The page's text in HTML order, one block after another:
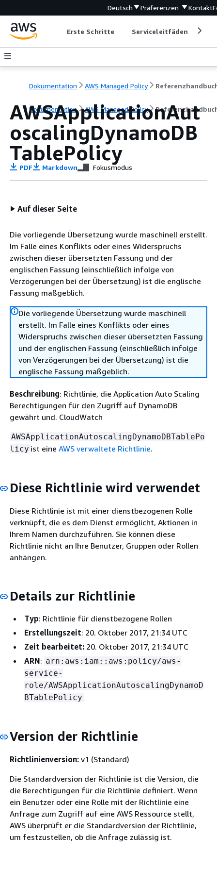
Deutsch Präferenzen Kontakt
Erste Schritte Serviceleitfäden
Dokumentation AWS Managed Policy
Dokumentation AWS Managed Policy
AWSApplicationAut
oscalingDynamoDB
TablePolicy
PDF Markdown Fokusmodus
Auf dieser Seite
Die vorliegende Übersetzung wurde maschinell erstellt.
Im Falle eines Konflikts oder eines Widerspruchs
zwischen dieser übersetzten Fassung und der
englischen Fassung (einschließlich infolge von
Verzögerungen bei der Übersetzung) ist die englische
Fassung maßgeblich.
Die vorliegende Übersetzung wurde maschinell
erstellt. Im Falle eines Konflikts oder eines
Widerspruchs zwischen dieser übersetzten Fassung
und der englischen Fassung (einschließlich infolge
von Verzögerungen bei der Übersetzung) ist die
englische Fassung maßgeblich.
Beschreibung: Richtlinie, die Application Auto Scaling
Berechtigungen für den Zugriff auf DynamoDB
gewährt und. CloudWatch
AWSApplicationAutoscalingDynamoDBTablePo
licy ist eine AWS verwaltete Richtlinie.
Diese Richtlinie wird verwendet
Diese Richtlinie ist mit einer dienstbezogenen Rolle
verknüpft, die es dem Dienst ermöglicht, Aktionen in
Ihrem Namen durchzuführen. Sie können diese
Richtlinie nicht an Ihre Benutzer, Gruppen oder Rollen
anhängen.
Details zur Richtlinie
Typ: Richtlinie für dienstbezogene Rollen
Erstellungszeit: 20. Oktober 2017, 21:34 UTC
Zeit bearbeitet: 20. Oktober 2017, 21:34 UTC
ARN: arn:aws:iam::aws:policy/aws-
service-
role/AWSApplicationAutoscalingDynamoD
BTablePolicy
Version der Richtlinie
Richtlinienversion: v1 (Standard)
Die Standardversion der Richtlinie ist die Version, die
die Berechtigungen für die Richtlinie definiert. Wenn
ein Benutzer oder eine Rolle mit der Richtlinie eine
Anfrage zum Zugriff auf eine AWS Ressource stellt,
AWS überprüft er die Standardversion der Richtlinie,
um festzustellen, ob die Anfrage zulässig ist.